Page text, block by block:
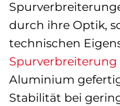
durch ihre Optik,
technischen
Spurverbreiterung
Aluminium
Stabilität bei